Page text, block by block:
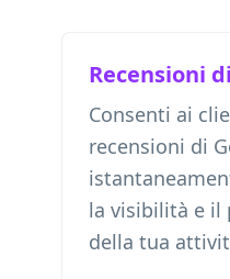
Recensioni
Consenti ai
recensioni di
la visibilità e il
della tua